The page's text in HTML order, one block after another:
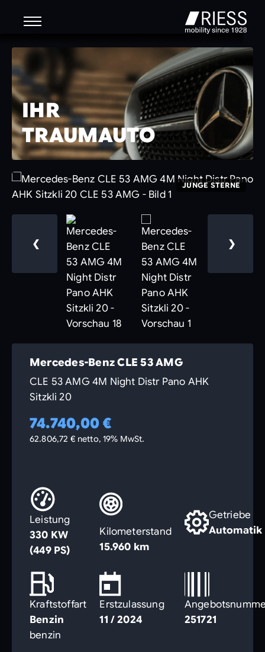
IHR
TRAUMAUTO
JUNGE STERNE
❮ ❯
Mercedes-Benz CLE 53 AMG
CLE 53 AMG 4M Night Distr Pano AHK
Sitzkli 20
74.740,00 €
62.806,72 € netto, 19% MwSt.
Leistung
330 KW
(449 PS)
Kilometerstand
15.960 km
Getriebe
Automatik
Kraftstoffart
Benzin
Erstzulassung
11 / 2024
251721
benzin